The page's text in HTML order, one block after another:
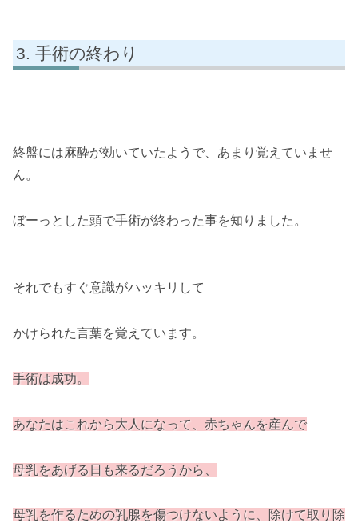
手術の終わり
終盤には麻酔が効いていたようで、あまり覚えていませ
ん。
ぼーっとした頭で手術が終わった事を知りました。
それでもすぐ意識がハッキリして
かけられた言葉を覚えています。
手術は成功。
あなたはこれから大人になって、赤ちゃんを産んで
母乳をあげる日も来るだろうから、
母乳を作るための乳腺を傷つけないように、除けて取り除